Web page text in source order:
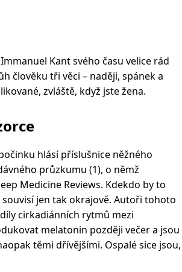
Kant svého času velice rád
člověku tři věci – naději, spánek a
zvláště, když jste žena.
hlásí příslušnice něžného
průzkumu (1), o němž
Medicine Reviews. Kdekdo by to
jen tak okrajově. Autoři tohoto
cirkadiánních rytmů mezi
melatonin později večer a jsou
těmi dřívějšími. Ospalé sice jsou,